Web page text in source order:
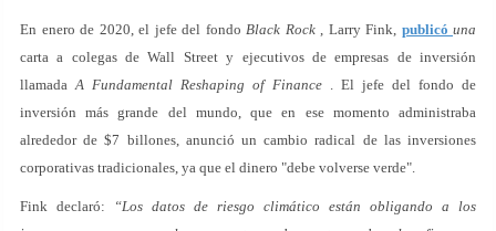
En enero de 2020, el jefe del fondo Black Rock, Larry Fink, publicó una
carta a colegas de Wall Street y ejecutivos de empresas de inversión
llamada A Fundamental Reshaping of Finance . El jefe del fondo de
inversión más grande del mundo, que en ese momento administraba
alrededor de $7 billones, anunció un cambio radical de las inversiones
corporativas tradicionales, ya que el dinero "debe volverse verde".
Fink declaró:
“Los datos de riesgo climático están obligando a los